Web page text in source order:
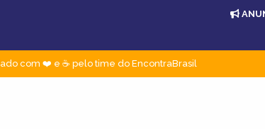
com ❤️ e ☕ pelo time do EncontraBrasil